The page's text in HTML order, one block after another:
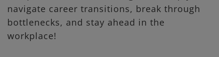
navigate career transitions, break through
bottlenecks, and stay ahead in the
workplace!